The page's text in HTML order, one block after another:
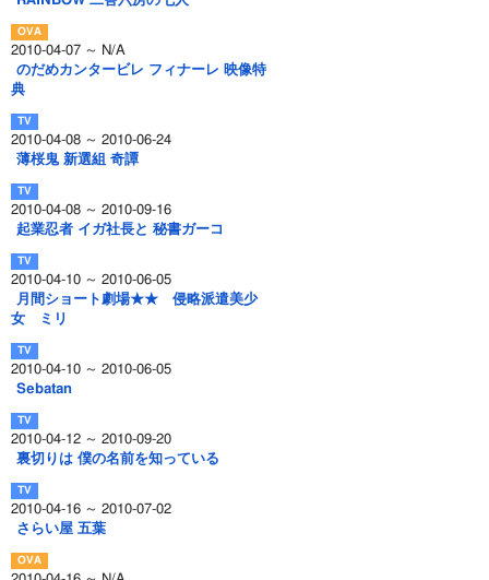
2010-04-07 ～ N/A
のだめカンタービレ フィナーレ 映像特
典
2010-04-08 ～ 2010-06-24
薄桜鬼 新選組 奇譚
2010-04-08 ～ 2010-09-16
起業忍者 イガ社長と 秘書ガーコ
2010-04-10 ～ 2010-06-05
月間ショート劇場★★ 侵略派遣美少
女 ミリ
2010-04-10 ～ 2010-06-05
Sebatan
2010-04-12 ～ 2010-09-20
裏切りは 僕の名前を知っている
2010-04-16 ～ 2010-07-02
さらい屋 五葉